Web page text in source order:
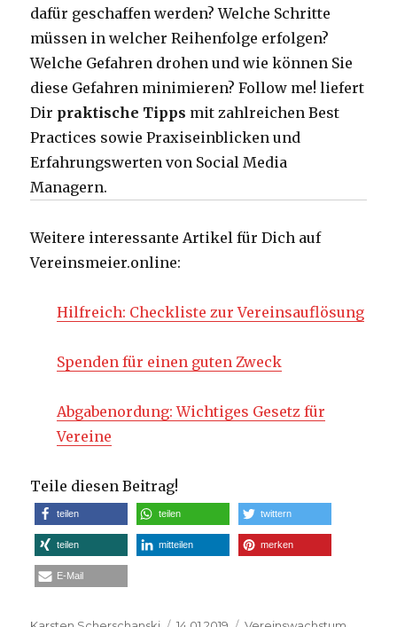
dafür geschaffen werden? Welche Schritte
müssen in welcher Reihenfolge erfolgen?
Welche Gefahren drohen und wie können Sie
diese Gefahren minimieren? Follow me! liefert
Dir praktische Tipps mit zahlreichen Best
Practices sowie Praxiseinblicken und
Erfahrungswerten von Social Media
Managern.
Weitere interessante Artikel für Dich auf
Vereinsmeier.online:
Hilfreich: Checkliste zur Vereinsauflösung
Spenden für einen guten Zweck
Abgabenordung: Wichtiges Gesetz für
Vereine
Teile diesen Beitrag!
teilen teilen twittern
teilen mitteilen merken
E-Mail